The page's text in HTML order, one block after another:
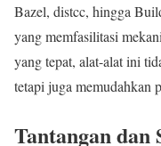
Bazel, distcc, hingga
yang memfasilitasi
yang tepat, alat-alat ini
tetapi juga memudahkan
Tantangan dan